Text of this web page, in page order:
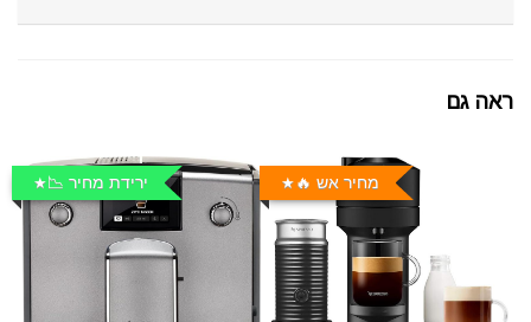
ראה גם
מחיר אש 🔥 ירידת מחיר 📉